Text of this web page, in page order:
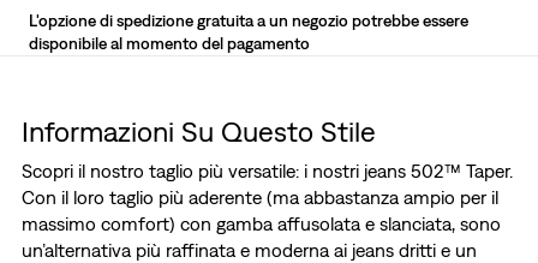
L'opzione di spedizione gratuita a un negozio potrebbe essere
disponibile al momento del pagamento
Informazioni Su Questo Stile
Scopri il nostro taglio più versatile: i nostri jeans 502™ Taper.
Con il loro taglio più aderente (ma abbastanza ampio per il
massimo comfort) con gamba affusolata e slanciata, sono
un’alternativa più raffinata e moderna ai jeans dritti e un